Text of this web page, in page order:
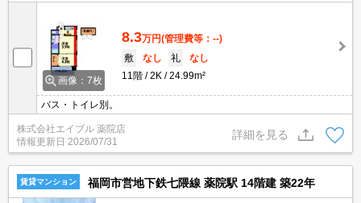
画像：7枚
8.3万円(管理費等：--)
敷
なし 礼
なし
11階
2K 24.99m²
バス・トイレ別。
株式会社エイブル 薬院店
情報更新日 2026/07/31
詳細を見る
賃貸マンション 福岡市営地下鉄七隈線 薬院駅 14階建 築22年